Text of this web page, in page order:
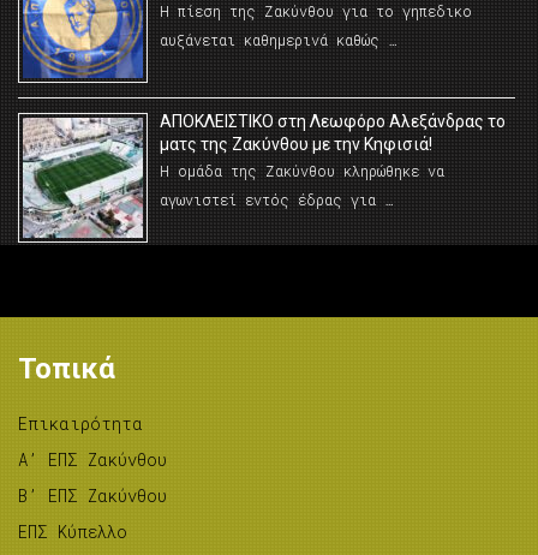
Η πίεση της Ζακύνθου για το γηπεδικο
αυξάνεται καθημερινά καθώς …
AΠΟΚΛΕΙΣΤΙΚΟ στη Λεωφόρο Αλεξάνδρας το
ματς της Ζακύνθου με την Κηφισιά!
Η ομάδα της Ζακύνθου κληρώθηκε να
αγωνιστεί εντός έδρας για …
Τοπικά
Επικαιρότητα
A’ ΕΠΣ Ζακύνθου
B’ ΕΠΣ Ζακύνθου
ΕΠΣ Κύπελλο